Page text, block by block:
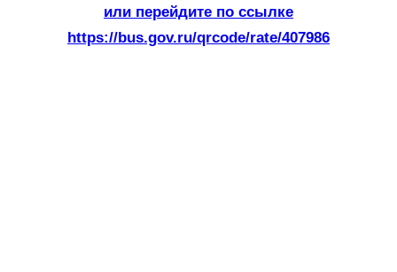
или перейдите по ссылке
https://bus.gov.ru/qrcode/rate/407986